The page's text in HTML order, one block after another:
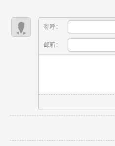
称呼：
邮箱：